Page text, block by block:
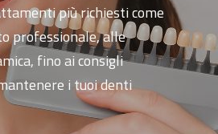
più richiesti come
professionale, alle
fino ai consigli
i tuoi denti